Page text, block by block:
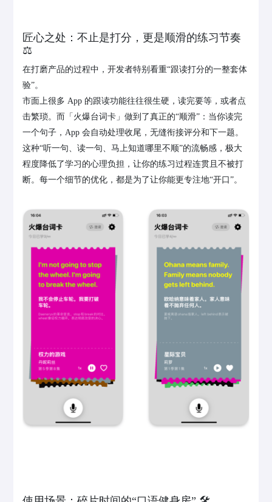
匠心之处：不止是打分，更是顺滑的练习节奏
⚖️
在打磨产品的过程中，开发者特别看重“跟读打分的一整套体
验”。
市面上很多 App 的跟读功能往往很生硬，读完要等，或者点
击繁琐。而「火爆台词卡」做到了真正的“顺滑”：当你读完
一个句子，App 会自动处理收尾，无缝衔接评分和下一题。
这种“听一句、读一句、马上知道哪里不顺”的流畅感，极大
程度降低了学习的心理负担，让你的练习过程连贯且不被打
断。每一个细节的优化，都是为了让你能更专注地“开口”。